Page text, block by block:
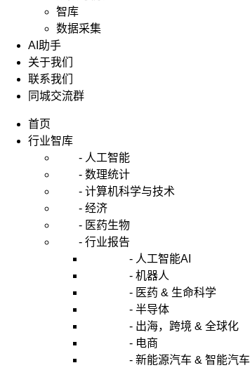
智库
数据采集
AI助手
关于我们
联系我们
同城交流群
首页
行业智库
- 人工智能
- 数理统计
- 计算机科学与技术
- 经济
- 医药生物
- 行业报告
- 人工智能AI
- 机器人
- 医药 & 生命科学
- 半导体
- 出海，跨境 & 全球化
- 电商
- 新能源汽车 & 智能汽车